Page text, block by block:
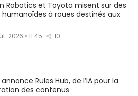
Robotics et Toyota misent sur des
humanoïdes à roues destinés aux
2026 • 11:45 10
Rules Hub, de l’IA pour la
des contenus